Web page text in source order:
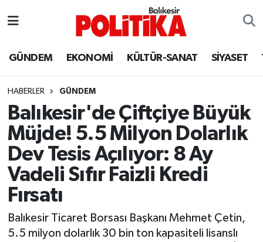
GÜNDEM EKONOMİ KÜLTÜR-SANAT SİYASET
HABERLER GÜNDEM
Balıkesir'de Çiftçiye Büyük
Müjde! 5.5 Milyon Dolarlık
Dev Tesis Açılıyor: 8 Ay
Vadeli Sıfır Faizli Kredi
Fırsatı
Balıkesir Ticaret Borsası Başkanı Mehmet Çetin,
5.5 milyon dolarlık 30 bin ton kapasiteli lisanslı
Ayvalık
Balya
Bandırma
Bigadiç
BİYOGRAFİLER
Burhaniye
Balıkesir Hava Durumu
Balıkesir Namaz Vakitleri
Balıkesir Trafik Yoğunluk Haritası
Süper Lig Puan Durumu ve Fikstür
Tüm Manşetler
Son Dakika Haberleri